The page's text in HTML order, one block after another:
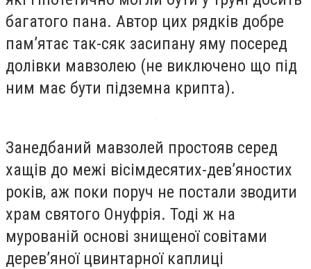
багатого пана. Автор цих рядків добре
пам’ятає так-сяк засипану яму посеред
долівки мавзолею (не виключено що під
ним має бути підземна крипта).
Занедбаний мавзолей простояв серед
хащів до межі вісімдесятих-дев’яностих
років, аж поки поруч не постали зводити
храм святого Онуфрія. Тоді ж на
мурованій основі знищеної совітами
дерев’яної цвинтарної каплиці